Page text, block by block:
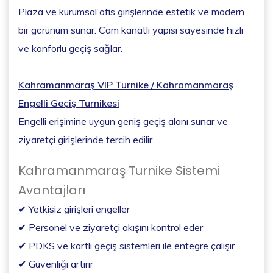
Plaza ve kurumsal ofis girişlerinde estetik ve modern
bir görünüm sunar. Cam kanatlı yapısı sayesinde hızlı
ve konforlu geçiş sağlar.
Kahramanmaraş VIP Turnike / Kahramanmaraş
Engelli Geçiş Turnikesi
Engelli erişimine uygun geniş geçiş alanı sunar ve
ziyaretçi girişlerinde tercih edilir.
Kahramanmaraş Turnike Sistemi
Avantajları
✔ Yetkisiz girişleri engeller
✔ Personel ve ziyaretçi akışını kontrol eder
✔ PDKS ve kartlı geçiş sistemleri ile entegre çalışır
✔ Güvenliği artırır